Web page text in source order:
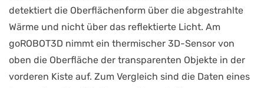
detektiert die Oberflächenform über die abgestrahlte
Wärme und nicht über das reflektierte Licht. Am
goROBOT3D nimmt ein thermischer 3D-Sensor von
oben die Oberfläche der transparenten Objekte in der
vorderen Kiste auf. Zum Vergleich sind die Daten eines